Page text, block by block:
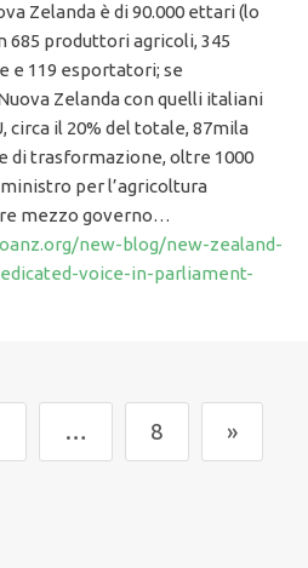
Zelanda è di 90.000 ettari (lo
685 produttori agricoli, 345
e 119 esportatori; se
Zelanda con quelli italiani
circa il 20% del totale, 87mila
di trasformazione, oltre 1000
per l’agricoltura
mezzo governo…
new-blog/new-zealand-
voice-in-parliament-
… 8 »